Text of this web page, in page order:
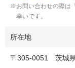
お問い合わせの際は
幸いです。
所在地
〒 305-0051 茨城